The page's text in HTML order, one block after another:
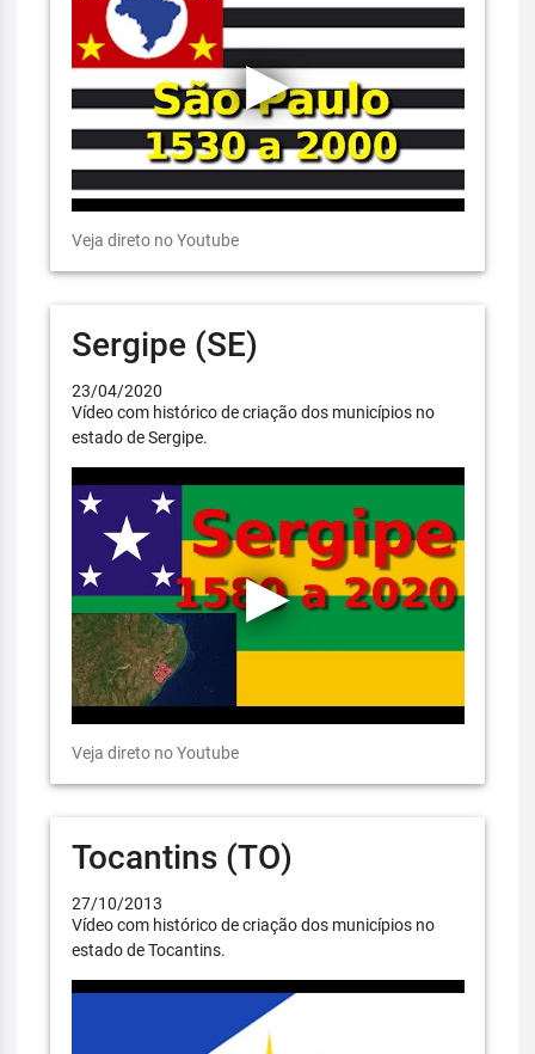
Veja direto no Youtube
Sergipe (SE)
23/04/2020
Vídeo com histórico de criação dos municípios no
estado de Sergipe.
Veja direto no Youtube
Tocantins (TO)
27/10/2013
Vídeo com histórico de criação dos municípios no
estado de Tocantins.